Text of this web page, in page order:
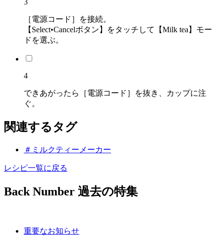
3
［電源コード］を接続。
【Select•Cancelボタン】をタッチして【Milk tea】モー
ドを選ぶ。
4
できあがったら［電源コード］を抜き、カップに注
ぐ。
関連するタグ
＃ミルクティーメーカー
レシピ一覧に戻る
Back Number 過去の特集
重要なお知らせ